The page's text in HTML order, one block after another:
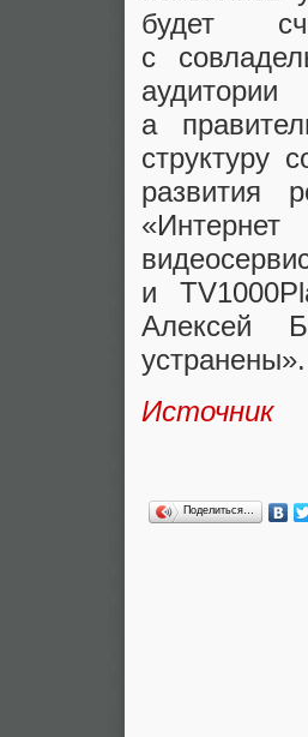
будет
с
а
структуру
развития
«Интернет
и
Алексей
устранены».
Источник
Поделиться…